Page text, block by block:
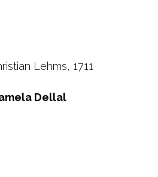
Lehms, 1711
Dellal